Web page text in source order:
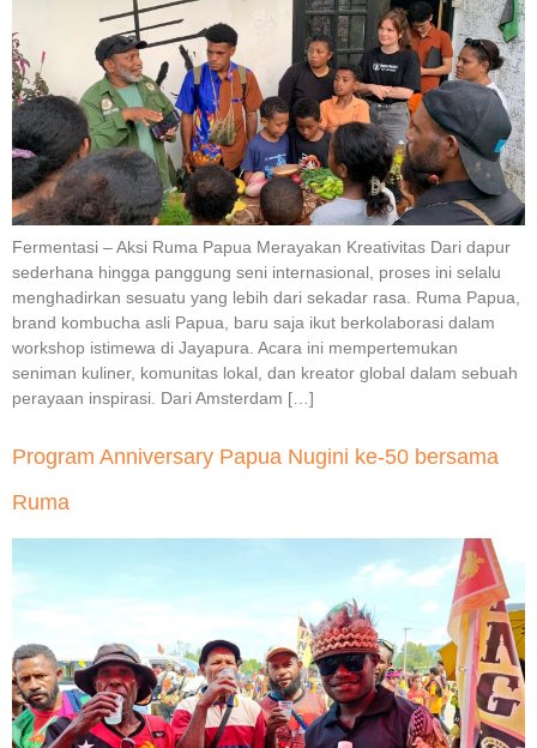
Fermentasi – Aksi Ruma Papua Merayakan Kreativitas Dari dapur
sederhana hingga panggung seni internasional, proses ini selalu
menghadirkan sesuatu yang lebih dari sekadar rasa. Ruma Papua,
brand kombucha asli Papua, baru saja ikut berkolaborasi dalam
workshop istimewa di Jayapura. Acara ini mempertemukan
seniman kuliner, komunitas lokal, dan kreator global dalam sebuah
perayaan inspirasi. Dari Amsterdam […]
Program Anniversary Papua Nugini ke-50 bersama
Ruma